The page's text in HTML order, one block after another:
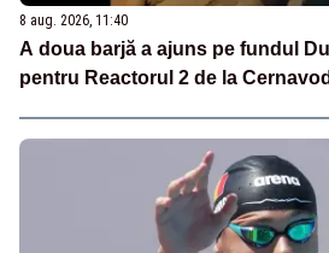
8 aug. 2026, 11:40
A doua barjă a ajuns pe fundul
pentru Reactorul 2 de la